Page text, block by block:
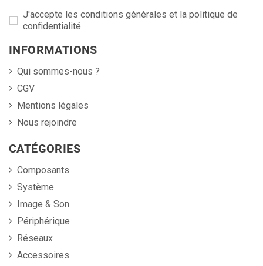
J'accepte les conditions générales et la politique de
confidentialité
INFORMATIONS
Qui sommes-nous ?
CGV
Mentions légales
Nous rejoindre
CATÉGORIES
Composants
Système
Image & Son
Périphérique
Réseaux
Accessoires